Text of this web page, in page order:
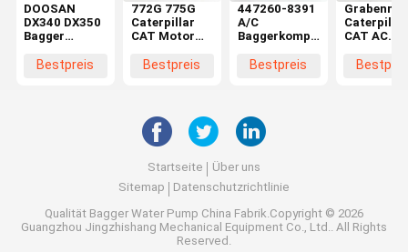
DOOSAN
DX340 DX350
Bagger
Nachschubkompressor
Bestpreis
772G 775G
Caterpillar
CAT Motor
Teile 582-
Bestpreis
447260-8391
A/C
Baggerkompressor
dieBestpreis
Caterpillar
CAT AC
308C 308D
Startseite
Über uns
Sitemap
Datenschutzrichtlinie
Qualität Bagger Water Pump China Fabrik.Copyright © 2026
Guangzhou Jingzhishang Mechanical Equipment Co., Ltd.. All Rights
Reserved.